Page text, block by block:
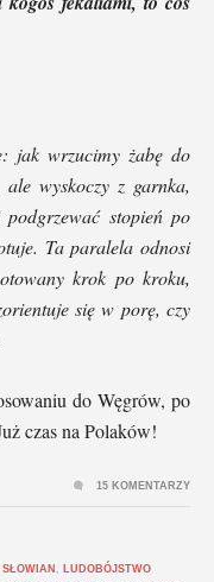
jak wrzucimy żabę do
wyskoczy z garnka,
stopień po
Ta paralela odnosi
krok po kroku,
się w porę, czy
do Węgrów, po
czas na Polaków!
LUDOBÓJSTWO
15 KOMENTARZY